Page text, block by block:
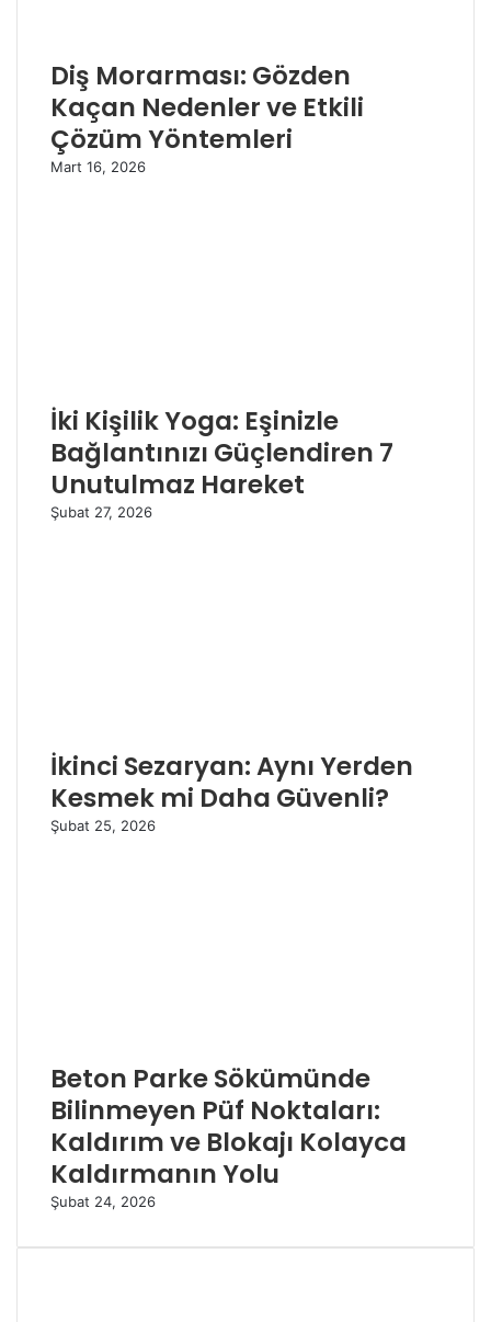
Diş Morarması: Gözden
Kaçan Nedenler ve Etkili
Çözüm Yöntemleri
Mart 16, 2026
İki Kişilik Yoga: Eşinizle
Bağlantınızı Güçlendiren 7
Unutulmaz Hareket
Şubat 27, 2026
İkinci Sezaryan: Aynı Yerden
Kesmek mi Daha Güvenli?
Şubat 25, 2026
Beton Parke Sökümünde
Bilinmeyen Püf Noktaları:
Kaldırım ve Blokajı Kolayca
Kaldırmanın Yolu
Şubat 24, 2026